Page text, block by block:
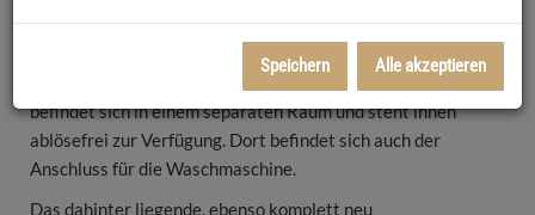
Im 3. Stock gelegen finden sie hier 3 große Zimmer mit frisch
abgeschliffenen und geölten Holzböden. Die nagelneue
Einbauküche mit allen Geräten inklusive Geschirrspüler
befindet sich in einem separaten Raum und steht ihnen
ablösefrei zur Verfügung. Dort befindet sich auch der
Anschluss für die Waschmaschine.
Das dahinter liegende, ebenso komplett neu
Speichern Alle akzeptieren